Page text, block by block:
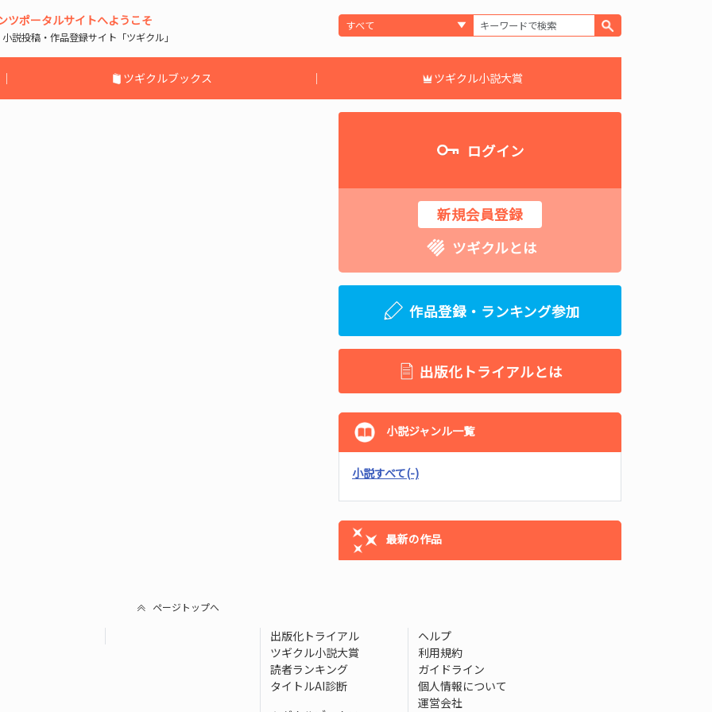
ツポータルサイトへようこそ
説投稿・作品登録サイト「ツギクル」
｜ ツギクルブックス ｜ ツギクル小説大賞
ログイン
新規会員登録
ツギクルとは
作品登録・ランキング参加
出版化トライアルとは
小説ジャンル一覧
小説すべて(-)
最新の作品
ページトップへ
出版化トライアル
ツギクル小説大賞
読者ランキング
タイトルAI診断
ヘルプ
利用規約
ガイドライン
個人情報について
運営会社